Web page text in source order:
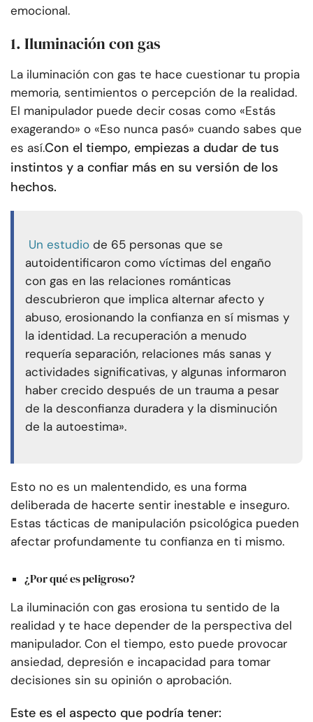
emocional.
1. Iluminación con gas
La iluminación con gas te hace cuestionar tu propia
memoria, sentimientos o percepción de la realidad.
El manipulador puede decir cosas como «Estás
exagerando» o «Eso nunca pasó» cuando sabes que
es así.Con el tiempo, empiezas a dudar de tus
instintos y a confiar más en su versión de los
hechos.
Un estudio de 65 personas que se
autoidentificaron como víctimas del engaño
con gas en las relaciones románticas
descubrieron que implica alternar afecto y
abuso, erosionando la confianza en sí mismas y
la identidad. La recuperación a menudo
requería separación, relaciones más sanas y
actividades significativas, y algunas informaron
haber crecido después de un trauma a pesar
de la desconfianza duradera y la disminución
de la autoestima».
Esto no es un malentendido, es una forma
deliberada de hacerte sentir inestable e inseguro.
Estas tácticas de manipulación psicológica pueden
afectar profundamente tu confianza en ti mismo.
¿Por qué es peligroso?
La iluminación con gas erosiona tu sentido de la
realidad y te hace depender de la perspectiva del
manipulador. Con el tiempo, esto puede provocar
ansiedad, depresión e incapacidad para tomar
decisiones sin su opinión o aprobación.
Este es el aspecto que podría tener: